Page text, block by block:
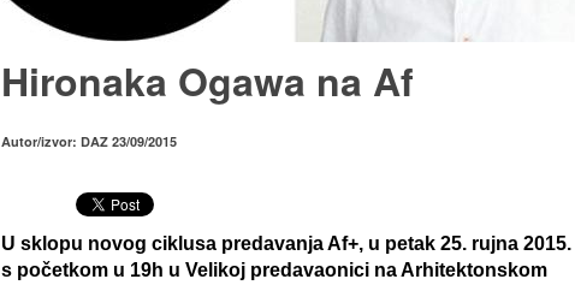
Hironaka Ogawa na Af
Autor/izvor: DAZ 23/09/2015
U sklopu novog ciklusa predavanja Af+, u petak 25. rujna 2015.
s početkom u 19h u Velikoj predavaonici na Arhitektonskom